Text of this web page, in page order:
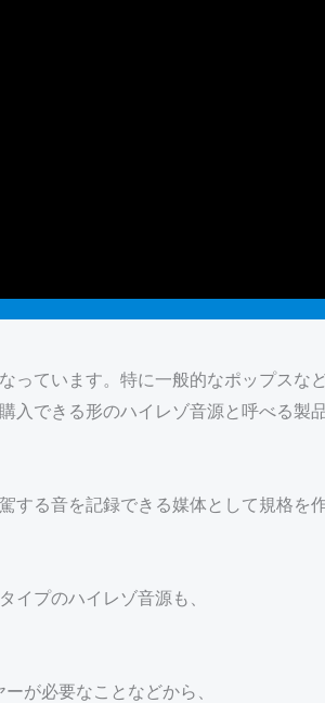
ています。特に一般的なポップスな
できる形のハイレゾ音源と呼べる製品
る音を記録できる媒体として規格を
イプのハイレゾ音源も、
が必要なことなどから、